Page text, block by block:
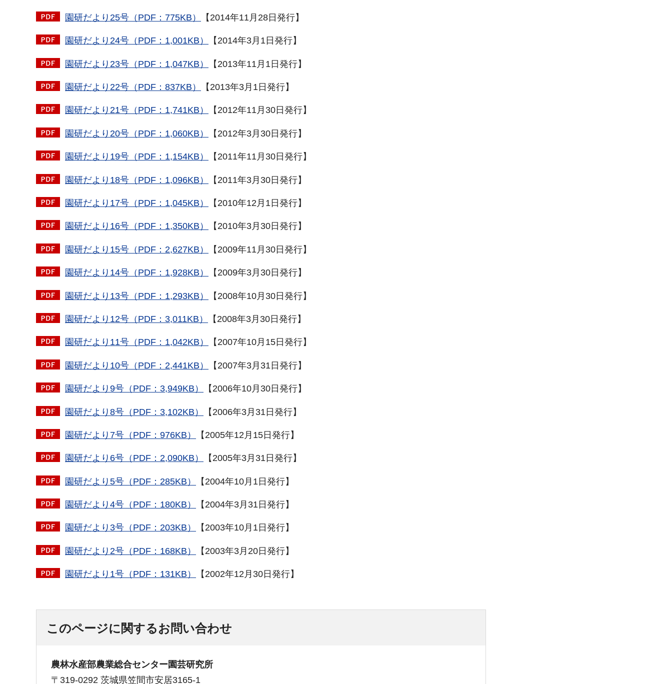
園研だより25号（PDF：775KB） 【2014年11月28日発行】
園研だより24号（PDF：1,001KB） 【2014年3月1日発行】
園研だより23号（PDF：1,047KB） 【2013年11月1日発行】
園研だより22号（PDF：837KB） 【2013年3月1日発行】
園研だより21号（PDF：1,741KB） 【2012年11月30日発行】
園研だより20号（PDF：1,060KB） 【2012年3月30日発行】
園研だより19号（PDF：1,154KB） 【2011年11月30日発行】
園研だより18号（PDF：1,096KB） 【2011年3月30日発行】
園研だより17号（PDF：1,045KB） 【2010年12月1日発行】
園研だより16号（PDF：1,350KB） 【2010年3月30日発行】
園研だより15号（PDF：2,627KB） 【2009年11月30日発行】
園研だより14号（PDF：1,928KB） 【2009年3月30日発行】
園研だより13号（PDF：1,293KB） 【2008年10月30日発行】
園研だより12号（PDF：3,011KB） 【2008年3月30日発行】
園研だより11号（PDF：1,042KB） 【2007年10月15日発行】
園研だより10号（PDF：2,441KB） 【2007年3月31日発行】
園研だより9号（PDF：3,949KB） 【2006年10月30日発行】
園研だより8号（PDF：3,102KB） 【2006年3月31日発行】
園研だより7号（PDF：976KB） 【2005年12月15日発行】
園研だより6号（PDF：2,090KB） 【2005年3月31日発行】
園研だより5号（PDF：285KB） 【2004年10月1日発行】
園研だより4号（PDF：180KB） 【2004年3月31日発行】
園研だより3号（PDF：203KB） 【2003年10月1日発行】
園研だより2号（PDF：168KB） 【2003年3月20日発行】
園研だより1号（PDF：131KB） 【2002年12月30日発行】
このページに関するお問い合わせ
農林水産部農業総合センター園芸研究所
〒319-0292 茨城県笠間市安居3165-1